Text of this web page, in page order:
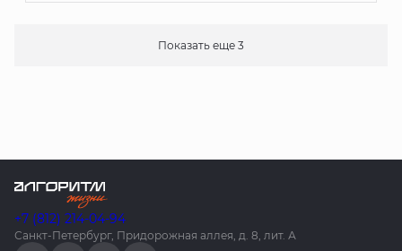
Показать еще 3
+7 (812) 214-04-94
Санкт-Петербург, Придорожная аллея, д. 8, лит. А